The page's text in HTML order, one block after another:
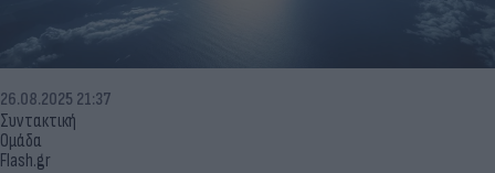
Συντακτική
Ομάδα
Flash.gr
26.08.2025 21:37